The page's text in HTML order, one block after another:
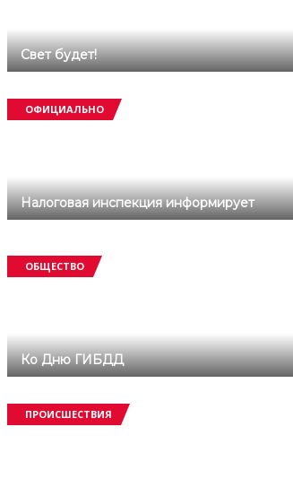
Свет будет!
Налоговая инспекция информирует
ОФИЦИАЛЬНО
Ко Дню ГИБДД
ОБЩЕСТВО
ПРОИСШЕСТВИЯ